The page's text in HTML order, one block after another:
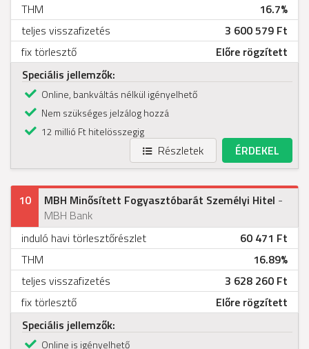
16.7%
THM
3 600 579 Ft
teljes visszafizetés
Előre rögzített
fix törlesztő
Speciális jellemzők:
Online, bankváltás nélkül igényelhető
Nem szükséges jelzálog hozzá
12 millió Ft hitelösszegig
Részletek ÉRDEKEL
10 MBH Minősített Fogyasztóbarát Személyi Hitel -
MBH Bank
60 471 Ft
induló havi törlesztőrészlet
16.89%
THM
3 628 260 Ft
teljes visszafizetés
Előre rögzített
fix törlesztő
Speciális jellemzők:
Online is igényelhető